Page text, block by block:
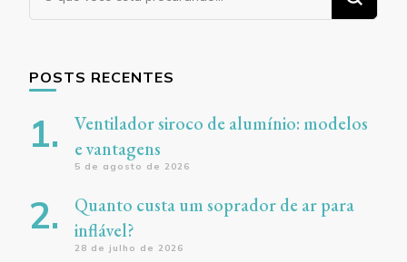
algo?
POSTS RECENTES
Ventilador siroco de alumínio: modelos
e vantagens
5 de agosto de 2026
Quanto custa um soprador de ar para
inflável?
28 de julho de 2026